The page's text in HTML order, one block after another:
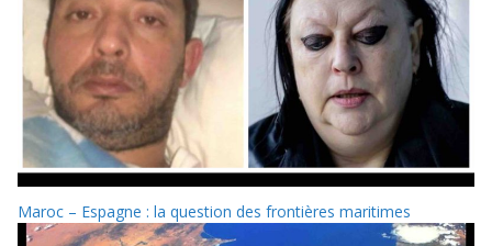
Maroc – Espagne : la question des frontières maritimes